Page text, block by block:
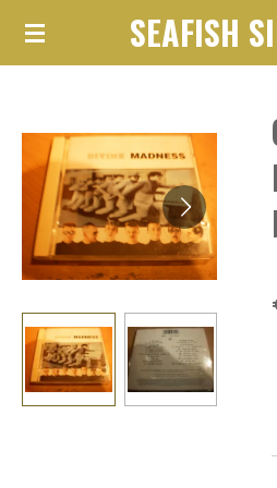
Ga
hoofdinhoud
SEAFISH